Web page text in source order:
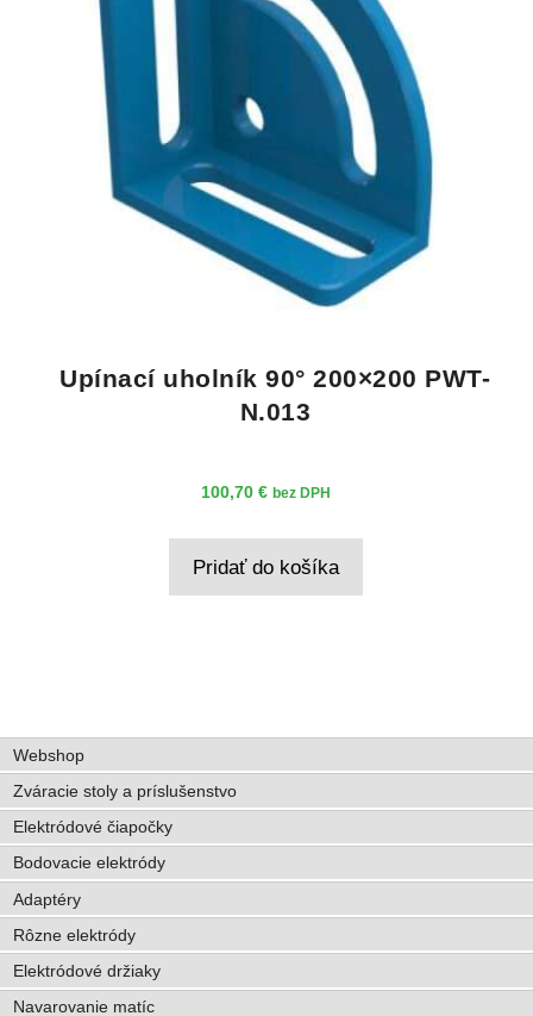
Upínací uholník 90° 200×200 PWT-
N.013
100,70€ bez DPH
Pridať do košíka
Webshop
Zváracie stoly a príslušenstvo
Elektródové čiapočky
Bodovacie elektródy
Adaptéry
Rôzne elektródy
Elektródové držiaky
Navarovanie matíc